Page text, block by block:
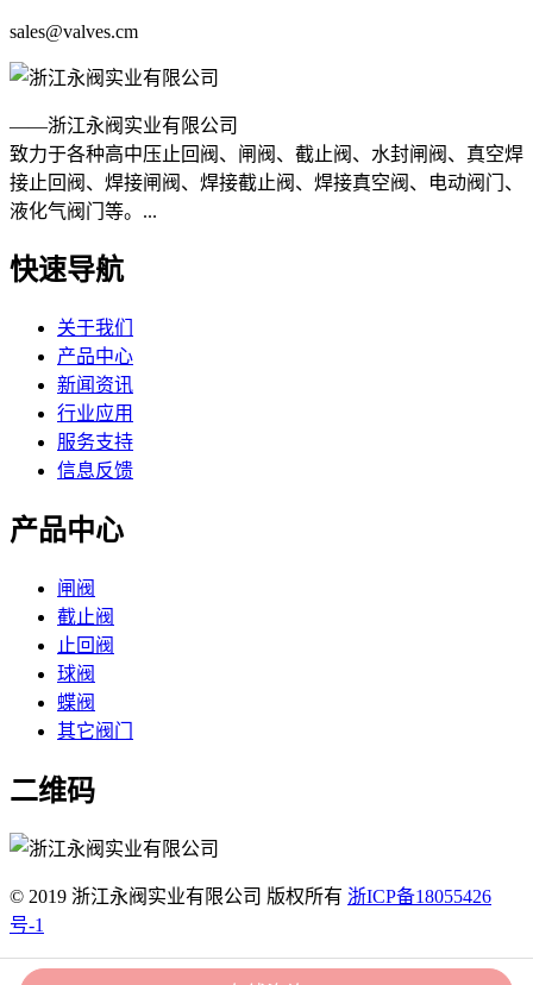
sales@valves.cm
——浙江永阀实业有限公司
致力于各种高中压止回阀、闸阀、截止阀、水封闸阀、真空焊
接止回阀、焊接闸阀、焊接截止阀、焊接真空阀、电动阀门、
液化气阀门等。...
快速导航
关于我们
产品中心
新闻资讯
行业应用
服务支持
信息反馈
产品中心
闸阀
截止阀
止回阀
球阀
蝶阀
其它阀门
二维码
© 2019 浙江永阀实业有限公司 版权所有 浙ICP备18055426
号-1
51La